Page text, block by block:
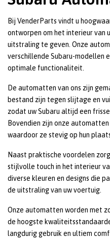
Bij VenderParts vindt u
ontworpen om het interieur van
uitstraling te geven. Onze
verschillende Subaru-modellen
optimale functionaliteit.
De automatten van ons zijn
bestand zijn tegen slijtage en
zodat uw Subaru altijd een
Bovendien zijn onze
waardoor ze stevig op hun
Naast praktische voordelen
stijlvolle touch in het interieur
diverse kleuren en designs die
de uitstraling van uw voertuig.
Onze automatten worden met
de hoogste
langdurig gebruik en ultiem